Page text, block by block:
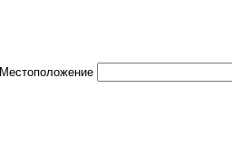
Местоположение